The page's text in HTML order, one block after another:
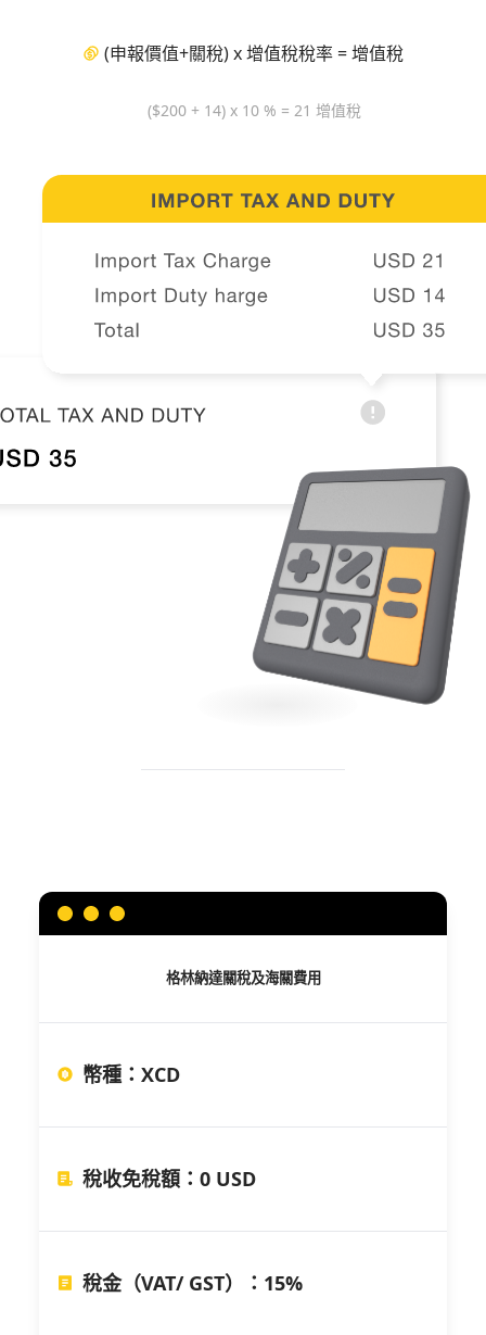
(申報價值+關稅) x 增值稅稅率 = 增值稅
($200 + 14) x 10 % = 21 增值稅
格林納達關稅及海關費用
幣種 ： XCD
稅收免稅額 ： 0 USD
稅金（VAT/ GST） ： 15%